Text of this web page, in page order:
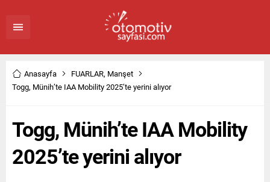
Anasayfa FUARLAR, Manşet
Togg, Münih’te IAA Mobility 2025’te yerini alıyor
Togg, Münih’te IAA Mobility
2025’te yerini alıyor